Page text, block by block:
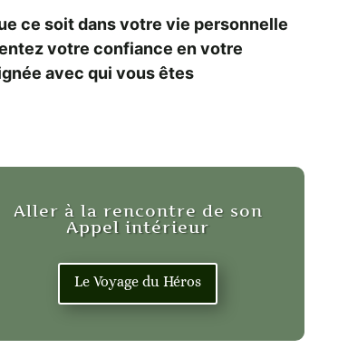
ce soit dans votre vie personnelle
votre confiance en votre
avec qui vous êtes
Aller à la rencontre de son
Appel intérieur
Le Voyage du Héros